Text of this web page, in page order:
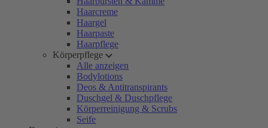
Haarcreme
Haargel
Haarpaste
Haarpflege
Körperpflege
Alle anzeigen
Bodylotions
Deos & Antitranspirants
Duschgel & Duschpflege
Körperreinigung & Scrubs
Seife